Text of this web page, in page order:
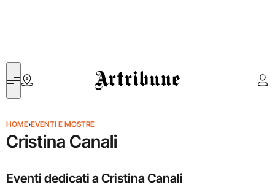
Artribune
HOME›EVENTI E MOSTRE
Cristina Canali
Eventi dedicati a Cristina Canali